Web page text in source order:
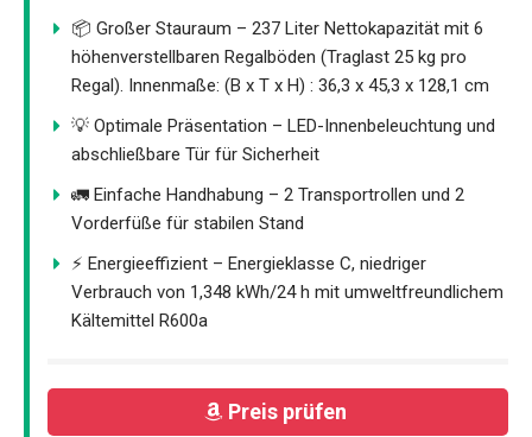
📦 Großer Stauraum – 237 Liter Nettokapazität mit 6
höhenverstellbaren Regalböden (Traglast 25 kg pro
Regal). Innenmaße: (B x T x H) : 36,3 x 45,3 x 128,1 cm
💡 Optimale Präsentation – LED-Innenbeleuchtung und
abschließbare Tür für Sicherheit
🚛 Einfache Handhabung – 2 Transportrollen und 2
Vorderfüße für stabilen Stand
⚡ Energieeffizient – Energieklasse C, niedriger
Verbrauch von 1,348 kWh/24 h mit umweltfreundlichem
Kältemittel R600a
Preis prüfen